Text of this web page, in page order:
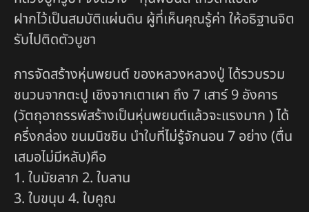
ฝากไว้เป็นสมบัติแผ่นดิน ผู้ที่เห็นคุณรู้ค่า ให้อธิฐานจิต
รับไปติดตัวบูชา
การจัดสร้างหุ่นพยนต์ ของหลวงหลวงปู่ ได้รวบรวม
ชนวนจากตะปู เชิงจากเตาเผา ถึง 7 เสาร์ 9 อังคาร
(วัตถุอาถรรพ์สร้างเป็นหุ่นพยนต์แล้วจะแรงมาก ) ได้
ครึ่งกล่อง ขนมนิชชิน นำใบที่ไม่รู้จักนอน 7 อย่าง (ตื่น
เสมอไม่มีหลับ)คือ
1. ใบมัยลาภ 2. ใบลาน
3. ใบขนุน 4. ใบคูณ